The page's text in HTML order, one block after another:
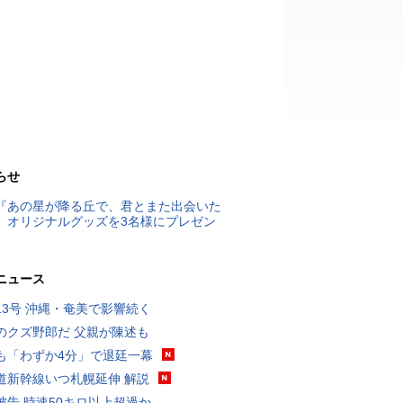
せ
あの星が降る丘で、君とまた出会いた
オリジナルグッズを3名様にプレゼン
ュース
号 沖縄・奄美で影響続く
クズ野郎だ 父親が陳述も
「わずか4分」で退廷一幕
新幹線いつ札幌延伸 解説